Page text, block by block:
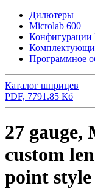
Дилютеры
Microlab 600
Конфигурации
Программное
Каталог шприцев
PDF, 7791.85 Кб
27
custom
point